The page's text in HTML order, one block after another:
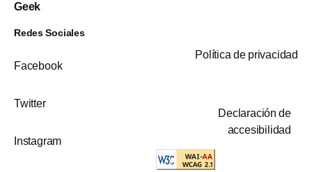
Geek
Redes Sociales
Facebook
Twitter
Instagram
Política de privacidad
Declaración de
accesibilidad